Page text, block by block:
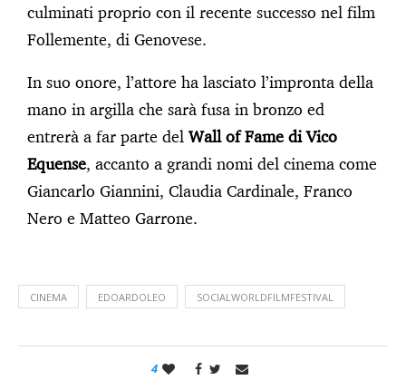
culminati proprio con il recente successo nel film
Follemente, di Genovese.
In suo onore, l’attore ha lasciato l’impronta della
mano in argilla che sarà fusa in bronzo ed
entrerà a far parte del Wall of Fame di Vico
Equense, accanto a grandi nomi del cinema come
Giancarlo Giannini, Claudia Cardinale, Franco
Nero e Matteo Garrone.
CINEMA EDOARDOLEO SOCIALWORLDFILMFESTIVAL
4